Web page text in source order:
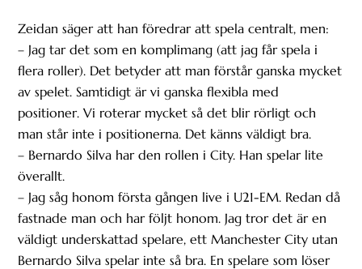
Zeidan säger att han föredrar att spela centralt, men:
– Jag tar det som en komplimang (att jag får spela i
flera roller). Det betyder att man förstår ganska mycket
av spelet. Samtidigt är vi ganska flexibla med
positioner. Vi roterar mycket så det blir rörligt och
man står inte i positionerna. Det känns väldigt bra.
– Bernardo Silva har den rollen i City. Han spelar lite
överallt.
– Jag såg honom första gången live i U21-EM. Redan då
fastnade man och har följt honom. Jag tror det är en
väldigt underskattad spelare, ett Manchester City utan
Bernardo Silva spelar inte så bra. En spelare som löser